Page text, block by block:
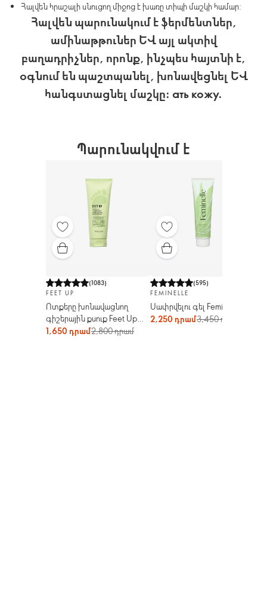
Հալվեն հրաշալի սնուցող միջոց է խառը տիպի մաշկի համար:
Հալվեն պարունակում է ֆերմենտներ,
ամինաթթուներ և այլ ակտիվ
բաղադրիչներ, որոնք, ինչպես հայտնի է,
օգնում են պաշտպանել, խոնավեցնել և
հանգստացնել մաշկը: ать кожу.
Պարունակվում է
(1083)
FEET UP
Ոտքերը խոնավացնող
գիշերային քսուք Feet Up
Everyday
1,650 դրամ2,800 դրամ
(595)
FEMINELLE
Սափրվելու գել Feminelle
2,250 դրամ3,450 դրամ